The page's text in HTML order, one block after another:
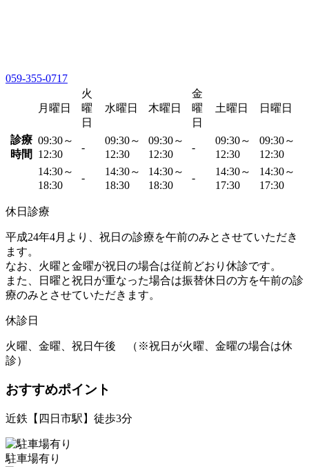
059-355-0717
月曜日
火
曜
日
水曜日 木曜日
金
曜
日
土曜日 日曜日
診療
時間
09:30～
12:30
-
09:30～
12:30
09:30～
12:30
-
09:30～
12:30
09:30～
12:30
14:30～
18:30
-
14:30～
18:30
14:30～
18:30
-
14:30～
17:30
14:30～
17:30
休日診療
平成24年4月より、祝日の診療を午前のみとさせていただき
ます。
なお、火曜と金曜が祝日の場合は従前どおり休診です。
また、日曜と祝日が重なった場合は振替休日の方を午前の診
療のみとさせていただきます。
休診日
火曜、金曜、祝日午後 （※祝日が火曜、金曜の場合は休
診）
おすすめポイント
近鉄【四日市駅】徒歩3分
駐車場有り